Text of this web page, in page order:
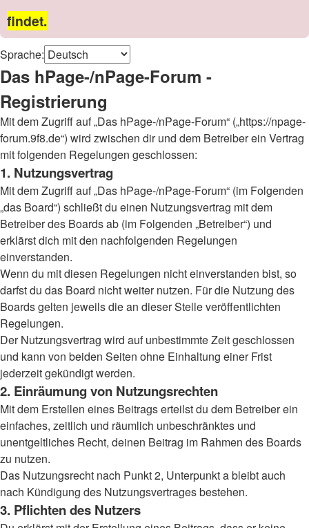
findet.
Sprache:
Das hPage-/nPage-Forum -
Registrierung
Mit dem Zugriff auf „Das hPage-/nPage-Forum“ („https://npage-
forum.9f8.de“) wird zwischen dir und dem Betreiber ein Vertrag
mit folgenden Regelungen geschlossen:
1. Nutzungsvertrag
Mit dem Zugriff auf „Das hPage-/nPage-Forum“ (im Folgenden
„das Board“) schließt du einen Nutzungsvertrag mit dem
Betreiber des Boards ab (im Folgenden „Betreiber“) und
erklärst dich mit den nachfolgenden Regelungen
einverstanden.
Wenn du mit diesen Regelungen nicht einverstanden bist, so
darfst du das Board nicht weiter nutzen. Für die Nutzung des
Boards gelten jeweils die an dieser Stelle veröffentlichten
Regelungen.
Der Nutzungsvertrag wird auf unbestimmte Zeit geschlossen
und kann von beiden Seiten ohne Einhaltung einer Frist
jederzeit gekündigt werden.
2. Einräumung von Nutzungsrechten
Mit dem Erstellen eines Beitrags erteilst du dem Betreiber ein
einfaches, zeitlich und räumlich unbeschränktes und
unentgeltliches Recht, deinen Beitrag im Rahmen des Boards
zu nutzen.
Das Nutzungsrecht nach Punkt 2, Unterpunkt a bleibt auch
nach Kündigung des Nutzungsvertrages bestehen.
3. Pflichten des Nutzers